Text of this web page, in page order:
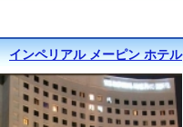
インペリアル メーピン ホテル